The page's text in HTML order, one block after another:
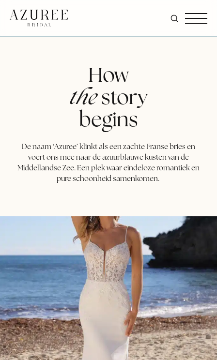
How
thestory
begins
De naam ‘Azuree’ klinkt als een zachte Franse bries en
voert ons mee naar de azuurblauwe kusten van de
Middellandse Zee. Een plek waar eindeloze romantiek en
pure schoonheid samenkomen.